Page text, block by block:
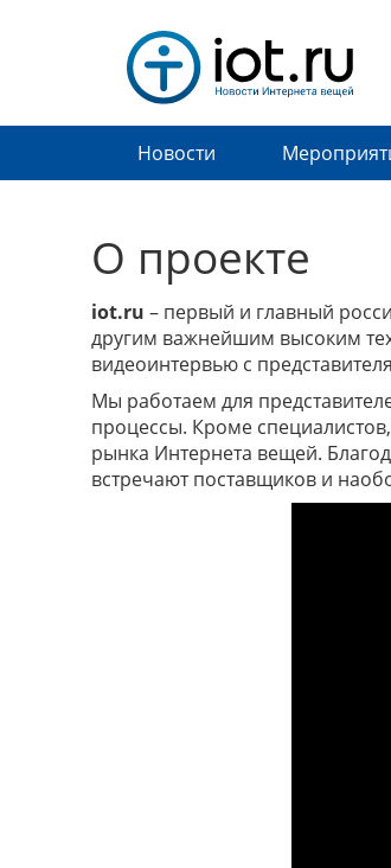
Новости
О проекте
iot.ru – первый и главный
другим важнейшим высоким
видеоинтервью с
Мы работаем для
процессы. Кроме
рынка Интернета вещей.
встречают поставщиков и